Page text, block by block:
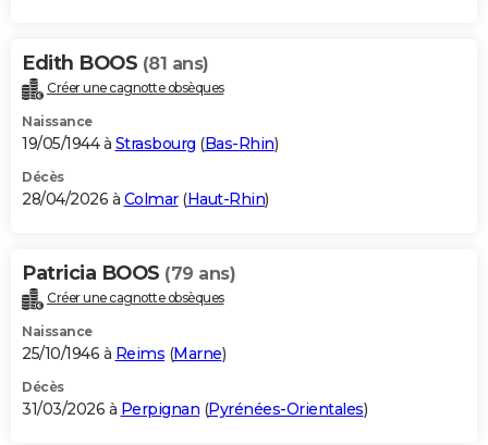
Carte de Noël
Carte Bonne année
Carte Saint-Valentin
Carte Pâques
Carte d'anniversaire
DICTIONNAIRE
Dictionnaire
Biographies
Citations
Expressions
Proverbes
PROGRAMME TV
S'inscrire
Se connecter
Lycées
Collèges
Primaires
Universités
Entreprises
Service militaire
Avis de recherche
AVIS DE DÉCÈS
Bricolage
Lifestyle
Culture
Sport
Auto
Television
Voyage
Cinema
Edith BOOS (81 ans)
Créer une cagnotte obsèques
Naissance
19/05/1944 à Strasbourg (Bas-Rhin)
Décès
28/04/2026 à Colmar(Haut-Rhin)
Patricia BOOS (79 ans)
Créer une cagnotte obsèques
Naissance
25/10/1946 à Reims (Marne)
Décès
31/03/2026 à Perpignan (Pyrénées-Orientales)